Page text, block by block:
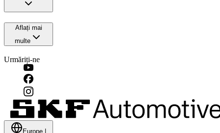
Aflați mai
multe
Urmăriți-ne
Europe